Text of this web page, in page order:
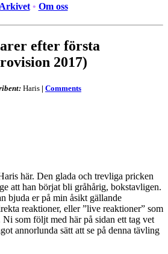
Arkivet • Om oss
efter första
2017)
Haris | Comments
här. Den glada och trevliga pricken
att han börjat bli gråhårig, bokstavligen.
bjuda er på min åsikt gällande
reaktioner, eller ”live reaktioner” som
Ni som följt med här på sidan ett tag vet
annorlunda sätt att se på denna tävling